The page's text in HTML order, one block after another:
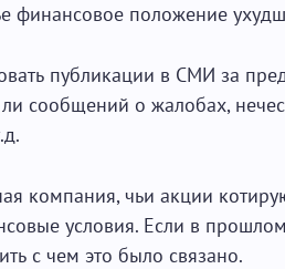
финансовое положение
публикации в СМИ за
сообщений о жалобах,
компания, чьи акции
условия. Если в
с чем это было связано.